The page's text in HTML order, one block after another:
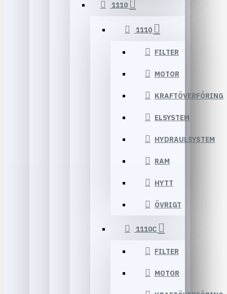
1110
1110
FILTER
MOTOR
KRAFTÖVERFÖRING
ELSYSTEM
HYDRAULSYSTEM
RAM
HYTT
ÖVRIGT
1110C
FILTER
MOTOR